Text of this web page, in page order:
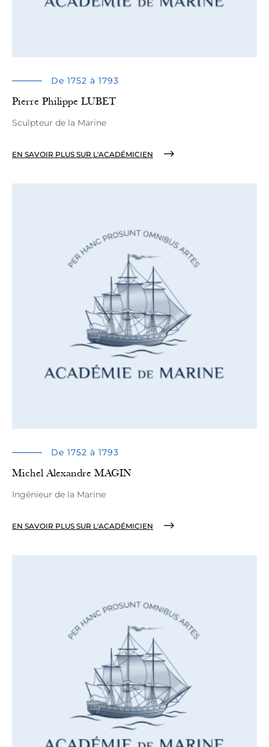
De 1752 à 1793
Pierre Philippe LUBET
Sculpteur de la Marine
EN SAVOIR PLUS SUR L'ACADÉMICIEN
De 1752 à 1793
Michel Alexandre MAGIN
Ingénieur de la Marine
EN SAVOIR PLUS SUR L'ACADÉMICIEN